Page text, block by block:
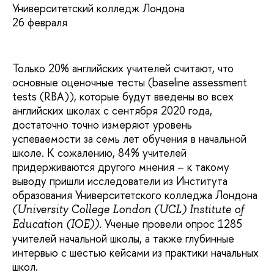
Университетский колледж Лондона
26 февраля
Только 20% английских учителей считают, что
основные оценочные тесты (baseline assessment
tests (RBA)), которые будут введены во всех
английских школах с сентября 2020 года,
достаточно точно измеряют уровень
успеваемости за семь лет обучения в начальной
школе. К сожалению, 84% учителей
придерживаются другого мнения – к такому
выводу пришли исследователи из Института
образования Университетского колледжа Лондона
(University College London (UCL) Institute of
Education (IOE)). Ученые провели опрос 1285
учителей начальной школы, а также глубинные
интервью с шестью кейсами из практики начальных
школ.